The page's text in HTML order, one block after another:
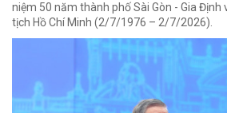
niệm 50 năm thành phố Sài Gòn - Gia Định
tịch Hồ Chí Minh (2/7/1976 – 2/7/2026).